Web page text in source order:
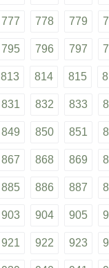
777 778 779
795 796 797
813 814 815
831 832 833
849 850 851
867 868 869
885 886 887
903 904 905
921 922 923